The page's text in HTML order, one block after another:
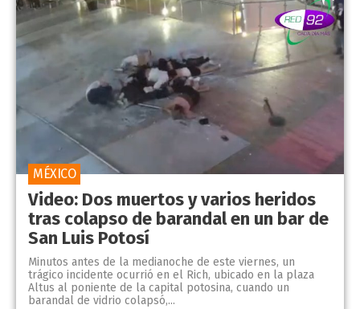
Video: Dos muertos y varios heridos
tras colapso de barandal en un bar de
San Luis Potosí
Minutos antes de la medianoche de este viernes, un
trágico incidente ocurrió en el Rich, ubicado en la plaza
Altus al poniente de la capital potosina, cuando un
barandal de vidrio colapsó,...
MÉXICO